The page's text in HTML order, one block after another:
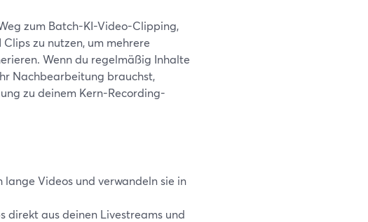
zum Batch-KI-Video-Clipping,
zu nutzen, um mehrere
Wenn du regelmäßig Inhalte
Nachbearbeitung brauchst,
zu deinem Kern-Recording-
Videos und verwandeln sie in
direkt aus deinen Livestreams und